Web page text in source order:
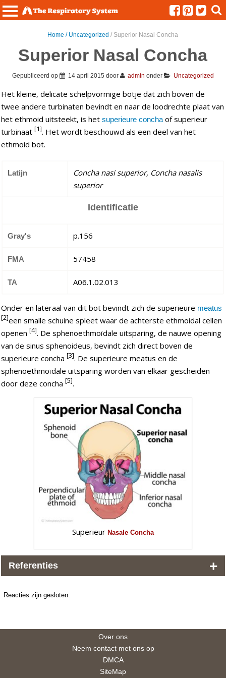
Home / Uncategorized / Superior Nasal Concha
Superior Nasal Concha
Gepubliceerd op 14 april 2015 door admin onder Uncategorized
Het kleine, delicate schelpvormige botje dat zich boven de
twee andere turbinaten bevindt en naar de loodrechte plaat van
het ethmoid uitsteekt, is hetsuperieure conchaof superieur
turbinaat[1]. Het wordt beschouwd als een deel van het
ethmoid bot.
Latijn Concha nasi superior, Concha nasalis
superior
Identificatie
Gray's p.156
FMA 57458
TA A06.1.02.013
Onder en lateraal van dit bot bevindt zich de superieure meatus
[2]een smalle schuine spleet waar de achterste ethmoidal cellen
openen[4]. De sphenoethmoïdale uitsparing, de nauwe opening
van de sinus sphenoideus, bevindt zich direct boven de
superieure concha[3]. De superieure meatus en de
sphenoethmoïdale uitsparing worden van elkaar gescheiden
door deze concha[5].
Superieur Nasale Concha
Referenties +
Reacties zijn gesloten.
Over ons
Neem contact met ons op
DMCA
SiteMap